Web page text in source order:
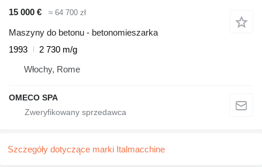
15 000 €
≈ 64 700 zł
Maszyny do betonu - betonomieszarka
1993
2 730 m/g
Włochy, Rome
OMECO SPA
Szczegóły dotyczące marki Italmacchine